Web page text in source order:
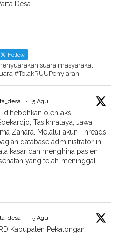
Follow
suara masyarakat
#TolakRUUPenyiaran
· 5 Agu
dihebohkan oleh aksi
Tasikmalaya, Jawa
Zahara. Melalui akun Threads
database administrator ini
kasar dan menghina pasien
yang telah meninggal
· 5 Agu
Kabupaten Pekalongan